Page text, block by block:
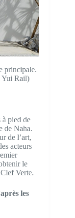
principale.
Yui Rail)
à pied de
de Naha.
de l’art,
acteurs
le
Verte.
les